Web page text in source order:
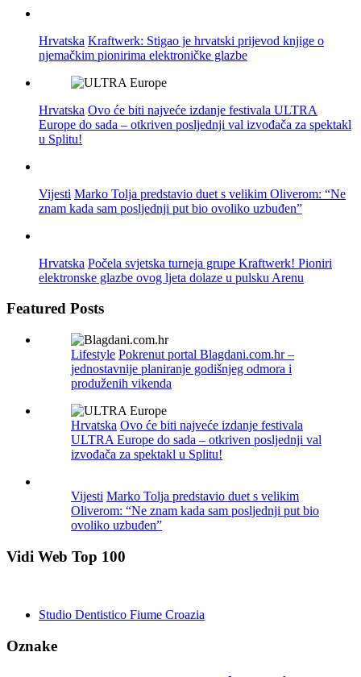
Hrvatska Kraftwerk: Stigao je hrvatski prijevod knjige o
njemačkim pionirima elektroničke glazbe
Hrvatska Ovo će biti najveće izdanje festivala ULTRA
Europe do sada – otkriven posljednji val izvođača za spektakl
u Splitu!
Vijesti Marko Tolja predstavio duet s velikim Oliverom: “Ne
znam kada sam posljednji put bio ovoliko uzbuđen”
Hrvatska Počela svjetska turneja grupe Kraftwerk! Pioniri
elektronske glazbe ovog ljeta dolaze u pulsku Arenu
Featured Posts
Lifestyle Pokrenut portal Blagdani.com.hr –
jednostavnije planiranje godišnjeg odmora i
produženih vikenda
Hrvatska Ovo će biti najveće izdanje festivala
ULTRA Europe do sada – otkriven posljednji val
izvođača za spektakl u Splitu!
Vijesti Marko Tolja predstavio duet s velikim
Oliverom: “Ne znam kada sam posljednji put bio
ovoliko uzbuđen”
Vidi Web Top 100
Studio Dentistico Fiume Croazia
Oznake